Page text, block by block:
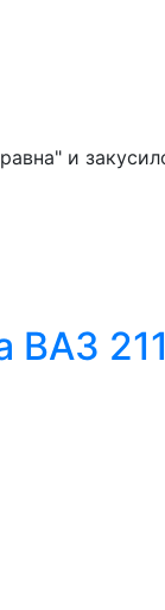
и
ВАЗ